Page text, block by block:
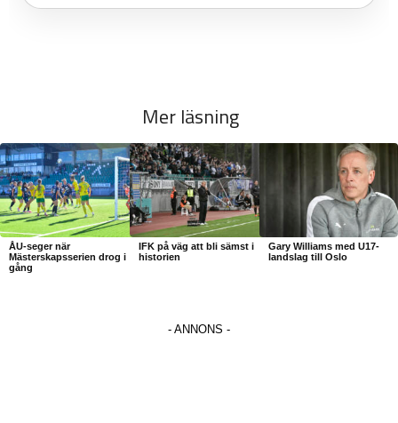
Mer läsning
ÅU-seger när
Mästerskapsserien drog i
gång
IFK på väg att bli sämst i
historien
Gary Williams med U17-
landslag till Oslo